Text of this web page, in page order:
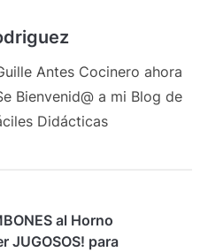
Antes Cocinero ahora
Bienvenid@ a mi Blog de
Didácticas
al Horno
JUGOSOS! para